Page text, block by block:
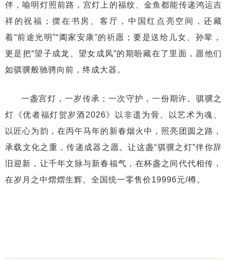
伴，喻明灯照前路，宫灯上的福纹、金鱼都能传递鸿运吉
祥的祝福；摆在书房、客厅，中国红点亮空间，还藏
着“前途光明”“阖家安康”的祈愿；要是送给儿女、孙辈，
更是把“望子成龙、望女成凤”的期盼藏在了里面，愿他们
如骐骥般驰骋向前，终成大器。
一盏宫灯，一岁传承；一次守护，一份期许。骐骥之
灯《优者福灯贺岁酒2026》以非遗为骨、以艺术为魂、
以匠心为韵，在丙午马年的新春烟火中，照亮团圆之路，
承载文化之重，传递成器之愿。让这盏“骐骥之灯”伴你辞
旧迎新，让千年文脉与新春福气，在杯盏之间代代相传，
在岁月之中熠熠生辉。全国统一零售价19996元/樽。